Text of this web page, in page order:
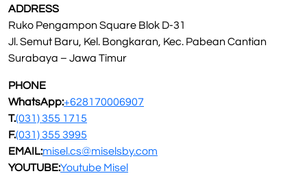
ADDRESS
Ruko Pengampon Square Blok D-31
Jl. Semut Baru, Kel. Bongkaran, Kec. Pabean Cantian
Surabaya – Jawa Timur
PHONE
WhatsApp:+628170006907
T.(031) 355 1715
F.(031) 355 3995
EMAIL:misel.cs@miselsby.com
YOUTUBE:Youtube Misel